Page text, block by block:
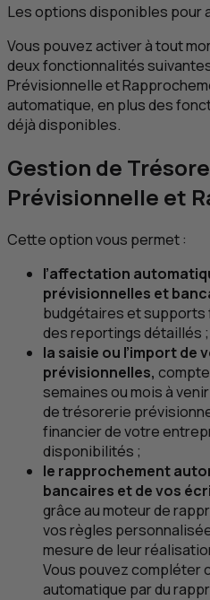
Les options disponibles pour
Vous pouvez activer à tout
deux fonctionnalités
Prévisionnelle et
automatique, en plus des
déjà disponibles.
Gestion de
Prévisionnelle et
Cette option vous permet :
l’affectation
prévisionnelles et
budgétaires et
des reportings détaillés ;
la saisie ou l’import de
prévisionnelles,
semaines ou mois à
de trésorerie
financier de votre
disponibilités ;
le rapprochement
bancaires et de vos
grâce au moteur de
vos règles
mesure de leur
Vous pouvez compléter
automatique par du